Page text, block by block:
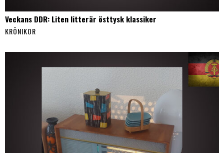
Veckans DDR: Liten litterär östtysk klassiker
KRÖNIKOR